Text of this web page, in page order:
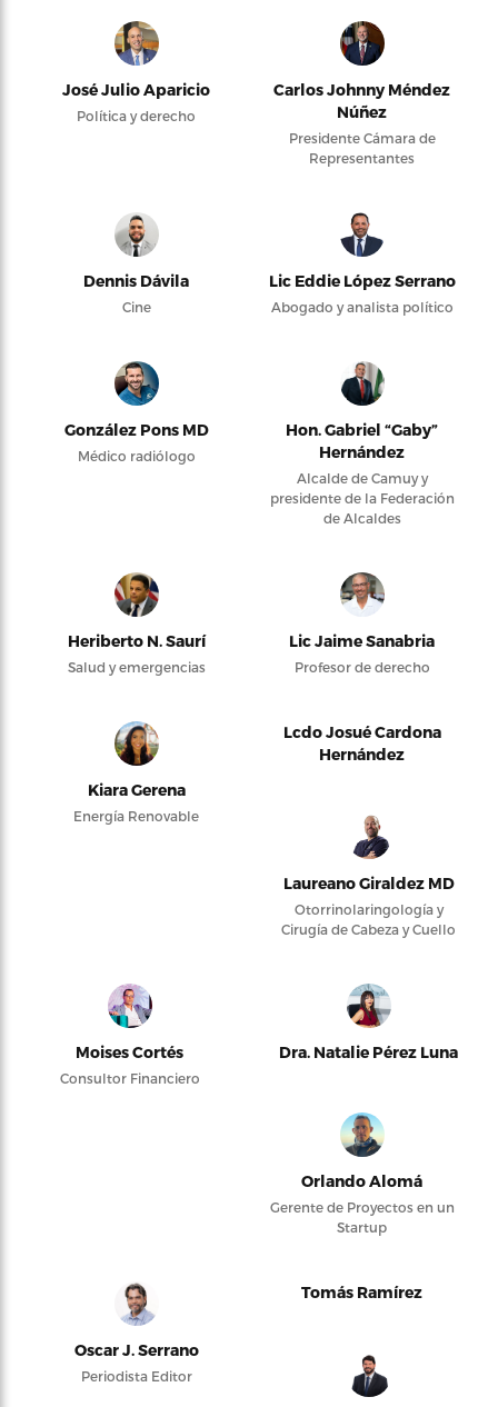
José Julio Aparicio
Política y derecho
Carlos Johnny Méndez
Núñez
Presidente Cámara de
Representantes
Dennis Dávila
Cine
Lic Eddie López Serrano
Abogado y analista político
González Pons MD
Médico radiólogo
Hon. Gabriel “Gaby”
Hernández
Alcalde de Camuy y
presidente de la Federación
de Alcaldes
Heriberto N. Saurí
Salud y emergencias
Lic Jaime Sanabria
Profesor de derecho
Kiara Gerena
Energía Renovable
Lcdo Josué Cardona
Hernández
Laureano Giraldez MD
Otorrinolaringología y
Cirugía de Cabeza y Cuello
Moises Cortés
Consultor Financiero
Dra. Natalie Pérez Luna
Orlando Alomá
Gerente de Proyectos en un
Startup
Oscar J. Serrano
Periodista Editor
Tomás Ramírez